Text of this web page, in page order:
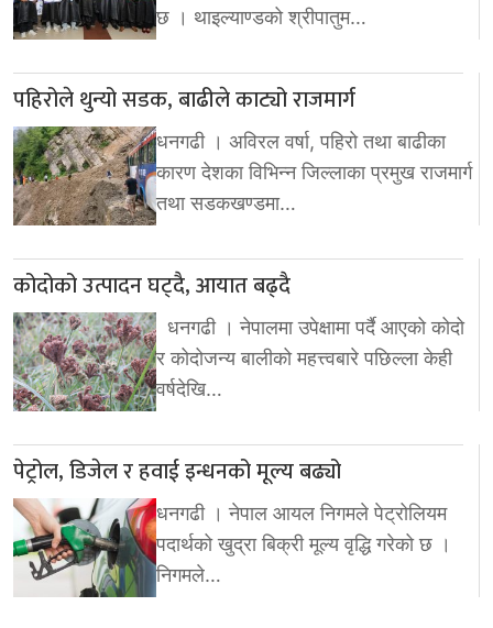
छ । थाइल्याण्डको श्रीपातुम…
पहिरोले थुन्यो सडक, बाढीले काट्यो राजमार्ग
धनगढी । अविरल वर्षा, पहिरो तथा बाढीका
कारण देशका विभिन्न जिल्लाका प्रमुख राजमार्ग
तथा सडकखण्डमा…
कोदोको उत्पादन घट्दै, आयात बढ्दै
धनगढी । नेपालमा उपेक्षामा पर्दै आएको कोदो
र कोदोजन्य बालीको महत्त्वबारे पछिल्ला केही
वर्षदेखि…
पेट्रोल, डिजेल र हवाई इन्धनको मूल्य बढ्यो
धनगढी । नेपाल आयल निगमले पेट्रोलियम
पदार्थको खुद्रा बिक्री मूल्य वृद्धि गरेको छ ।
निगमले…